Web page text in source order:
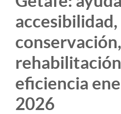
accesibilidad,
conservación,
eficiencia
2026